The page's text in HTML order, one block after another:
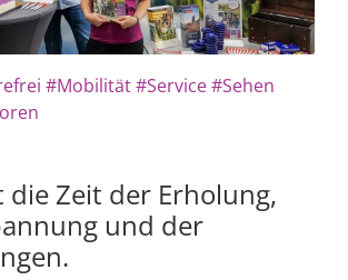
#Mobilität#Service#Sehen
die Zeit der Erholung,
und der